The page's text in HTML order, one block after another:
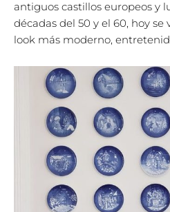
antiguos castillos europeos y
décadas del 50 y el 60, hoy
look más moderno,